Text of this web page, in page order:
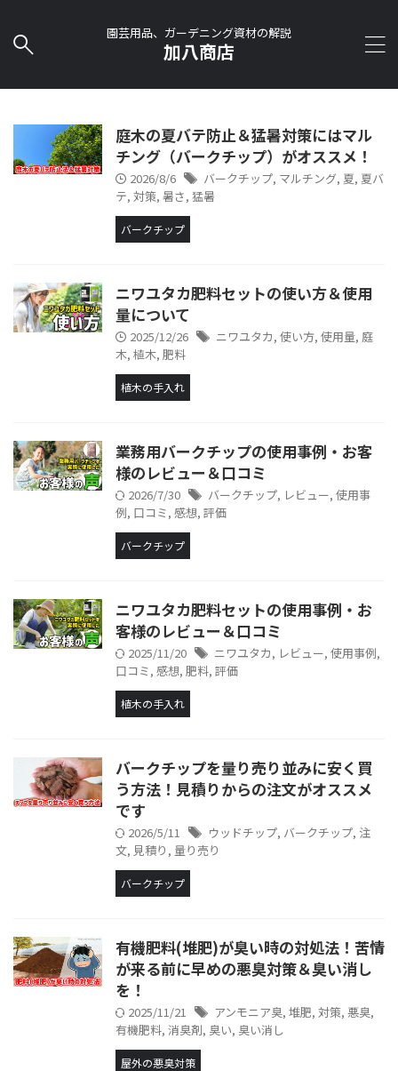
園芸用品、ガーデニング資材の解説
加八商店
庭木の夏バテ防止＆猛暑対策にはマル
チング（バークチップ）がオススメ！
2026/8/6 バークチップ, マルチング, 夏, 夏バ
テ, 対策, 暑さ, 猛暑
バークチップ
ニワユタカ肥料セットの使い方＆使用
量について
2025/12/26 ニワユタカ, 使い方, 使用量, 庭
木, 植木, 肥料
植木の手入れ
業務用バークチップの使用事例・お客
様のレビュー＆口コミ
2026/7/30 バークチップ, レビュー, 使用事
例, 口コミ, 感想, 評価
バークチップ
ニワユタカ肥料セットの使用事例・お
客様のレビュー＆口コミ
2025/11/20 ニワユタカ, レビュー, 使用事例,
口コミ, 感想, 肥料, 評価
植木の手入れ
バークチップを量り売り並みに安く買
う方法！見積りからの注文がオススメ
です
2026/5/11 ウッドチップ, バークチップ, 注
文, 見積り , 量り売り
バークチップ
有機肥料(堆肥)が臭い時の対処法！苦情
が来る前に早めの悪臭対策＆臭い消し
を！
2025/11/21 アンモニア臭, 堆肥, 対策, 悪臭,
有機肥料, 消臭剤, 臭い, 臭い消し
屋外の悪臭対策